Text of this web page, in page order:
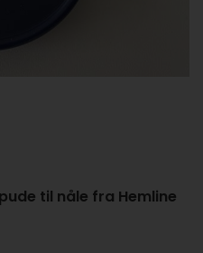
til nåle fra Hemline